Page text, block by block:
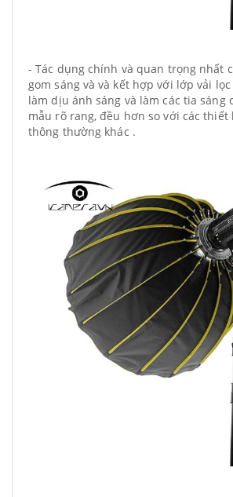
- Tác dụng chính và quan trọng nhất
gom sáng và và kết hợp với lớp vải
làm dịu ánh sáng và làm các tia sáng
mẫu rõ rang, đều hơn so với các thiết
thông thường khác .